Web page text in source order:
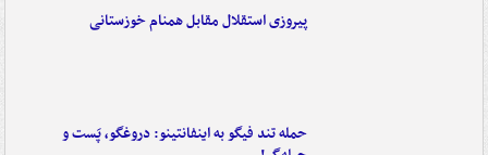
پیروزی استقلال مقابل همنام خوزستانی
حمله تند فیگو به اینفانتینو: دروغگو، پَست‌ و